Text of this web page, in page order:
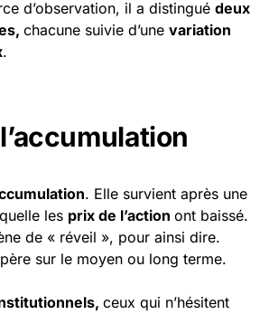
d’observation, il a distingué deux
chacune suivie d’une variation
.
. Elle survient après une
les prix de l’action ont baissé.
de « réveil », pour ainsi dire.
sur le moyen ou long terme.
ceux qui n’hésitent